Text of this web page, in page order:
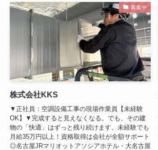
募集中
株式会社KKS
▼正社員：空調設備工事の現場作業員【未経験
OK】▼完成すると見えなくなる。でも、その建
物の「快適」はずっと残り続けます。未経験でも
月給35万円以上！資格取得は会社が全額サポート
◎名古屋JRマリオットアソシアホテル・大名古屋